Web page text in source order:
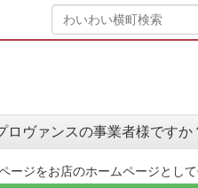
ロヴァンスの事業者様ですか
ージをお店のホームページとし